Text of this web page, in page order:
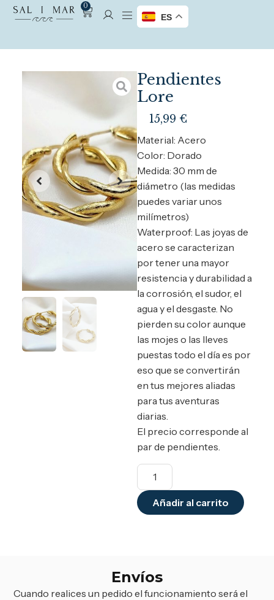
0
ES
Pendientes
Lore
15,99 €
Material: Acero
Color: Dorado
Medida: 30 mm de
diámetro (las medidas
puedes variar unos
milímetros)
Waterproof: Las joyas de
acero se caracterizan
por tener una mayor
resistencia y durabilidad a
la corrosión, el sudor, el
agua y el desgaste. No
pierden su color aunque
las mojes o las lleves
puestas todo el día es por
eso que se convertirán
en tus mejores aliadas
para tus aventuras
diarias.
El precio corresponde al
par de pendientes.
Añadir al carrito
Envíos
Cuando realices un pedido el funcionamiento será el